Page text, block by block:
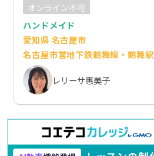
オンライン不可
ハンドメイド
愛知県 名古屋市
名古屋市営地下鉄鶴舞線・鶴舞駅
レリーサ惠美子